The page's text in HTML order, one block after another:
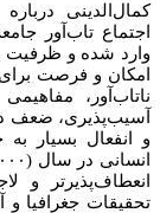
کمال‌الدینی
اجتماع تاب‌آور
وارد شده و ظرفیت
امکان و فرصت
ناتاب‌آور،
آسیب‌پذیری، ضعف
و انفعال بسیار
انعطاف‌پذیرتر و